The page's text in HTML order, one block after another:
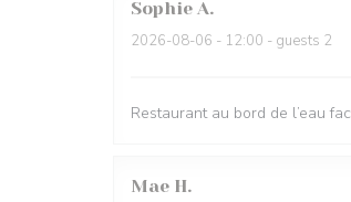
Sophie A
2026-08-06 - 12:00 - guests 2
Restaurant au bord de l’eau
Mae H